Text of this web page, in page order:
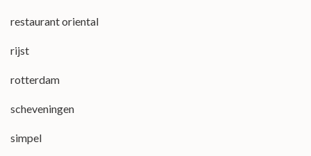
restaurant oriental
rijst
rotterdam
scheveningen
simpel